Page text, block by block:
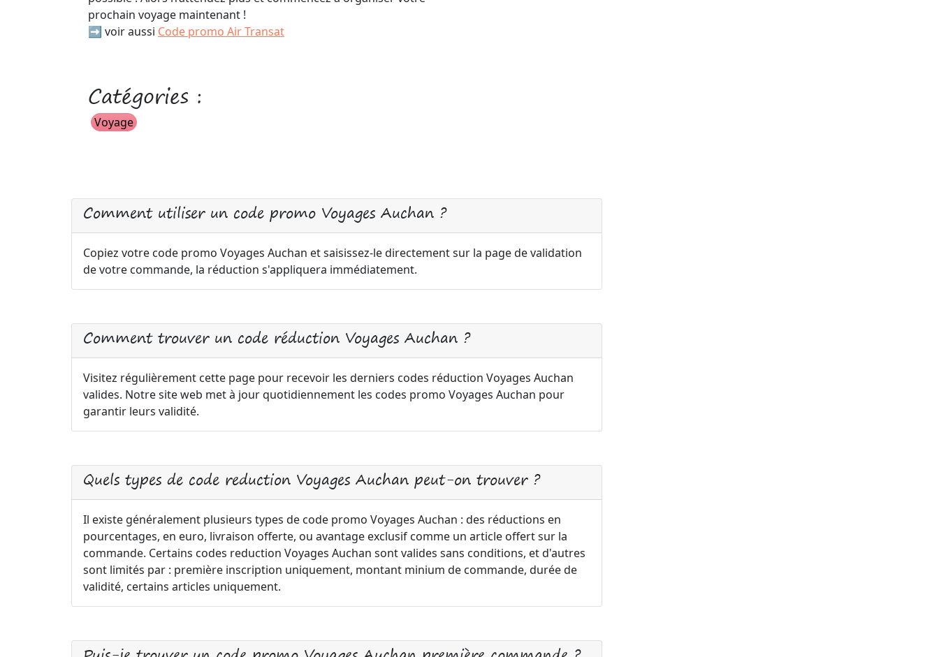
prochain voyage maintenant !
➡️ voir aussi Code promo Air Transat
Catégories :
Voyage
Comment utiliser un code promo Voyages Auchan ?
Copiez votre code promo Voyages Auchan et saisissez-le directement sur la page de validation
de votre commande, la réduction s'appliquera immédiatement.
Comment trouver un code réduction Voyages Auchan ?
Visitez régulièrement cette page pour recevoir les derniers codes réduction Voyages Auchan
valides. Notre site web met à jour quotidiennement les codes promo Voyages Auchan pour
garantir leurs validité.
Quels types de code reduction Voyages Auchan peut-on trouver ?
Il existe généralement plusieurs types de code promo Voyages Auchan : des réductions en
pourcentages, en euro, livraison offerte, ou avantage exclusif comme un article offert sur la
commande. Certains codes reduction Voyages Auchan sont valides sans conditions, et d'autres
sont limités par : première inscription uniquement, montant minium de commande, durée de
validité, certains articles uniquement.